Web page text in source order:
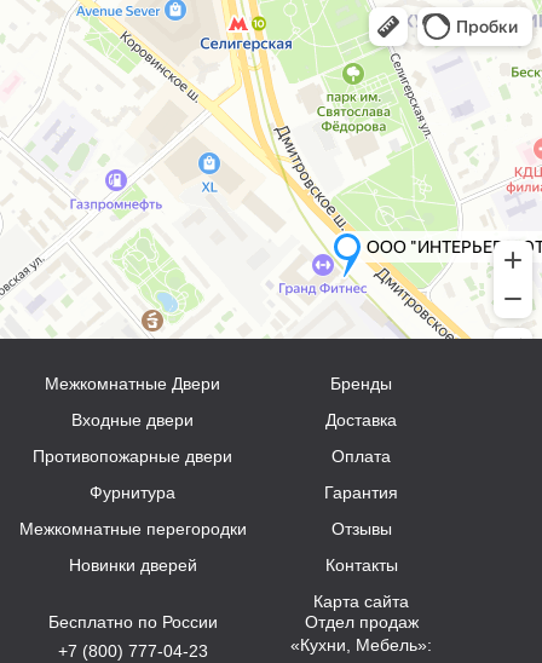
Межкомнатные Двери
Входные двери
Противопожарные двери
Фурнитура
Межкомнатные перегородки
Новинки дверей
Бренды
Доставка
Оплата
Гарантия
Отзывы
Контакты
Карта сайта
Бесплатно по России
+7 (800) 777-04-23
Отдел продаж
«Кухни, Мебель»: